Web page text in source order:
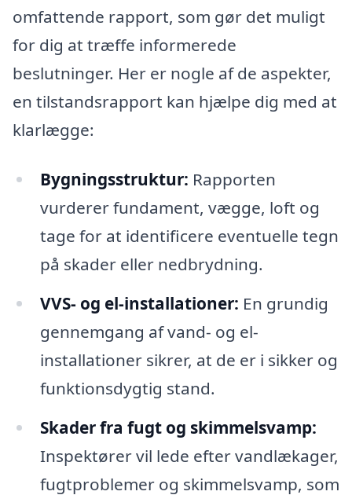
omfattende rapport, som gør det muligt
for dig at træffe informerede
beslutninger. Her er nogle af de aspekter,
en tilstandsrapport kan hjælpe dig med at
klarlægge:
Bygningsstruktur: Rapporten
vurderer fundament, vægge, loft og
tage for at identificere eventuelle tegn
på skader eller nedbrydning.
VVS- og el-installationer: En grundig
gennemgang af vand- og el-
installationer sikrer, at de er i sikker og
funktionsdygtig stand.
Skader fra fugt og skimmelsvamp:
Inspektører vil lede efter vandlækager,
fugtproblemer og skimmelsvamp, som